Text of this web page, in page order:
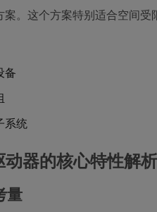
。这个方案特别适合空间
备
系统
器的核心特性解析
量